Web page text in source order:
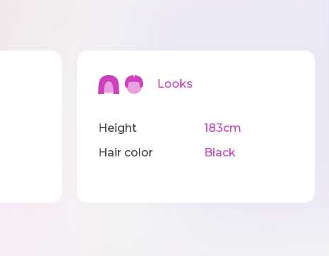
Looks
Height
183cm
Hair color
Black